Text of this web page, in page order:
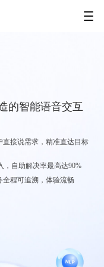
的智能语音交互
接说需求，精准直达目标
自助解决率最高达90%
程可追溯，体验流畅